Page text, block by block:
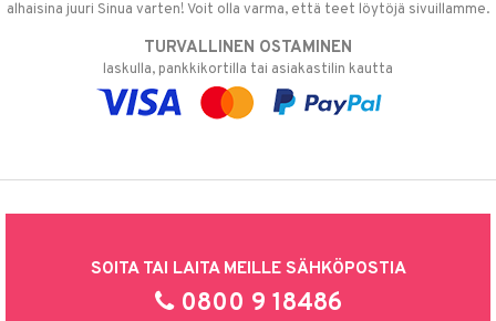
alhaisina juuri Sinua varten! Voit olla varma, että teet löytöjä sivuillamme.
TURVALLINEN OSTAMINEN
laskulla, pankkikortilla tai asiakastilin kautta
SOITA TAI LAITA MEILLE SÄHKÖPOSTIA
0800 9 18486